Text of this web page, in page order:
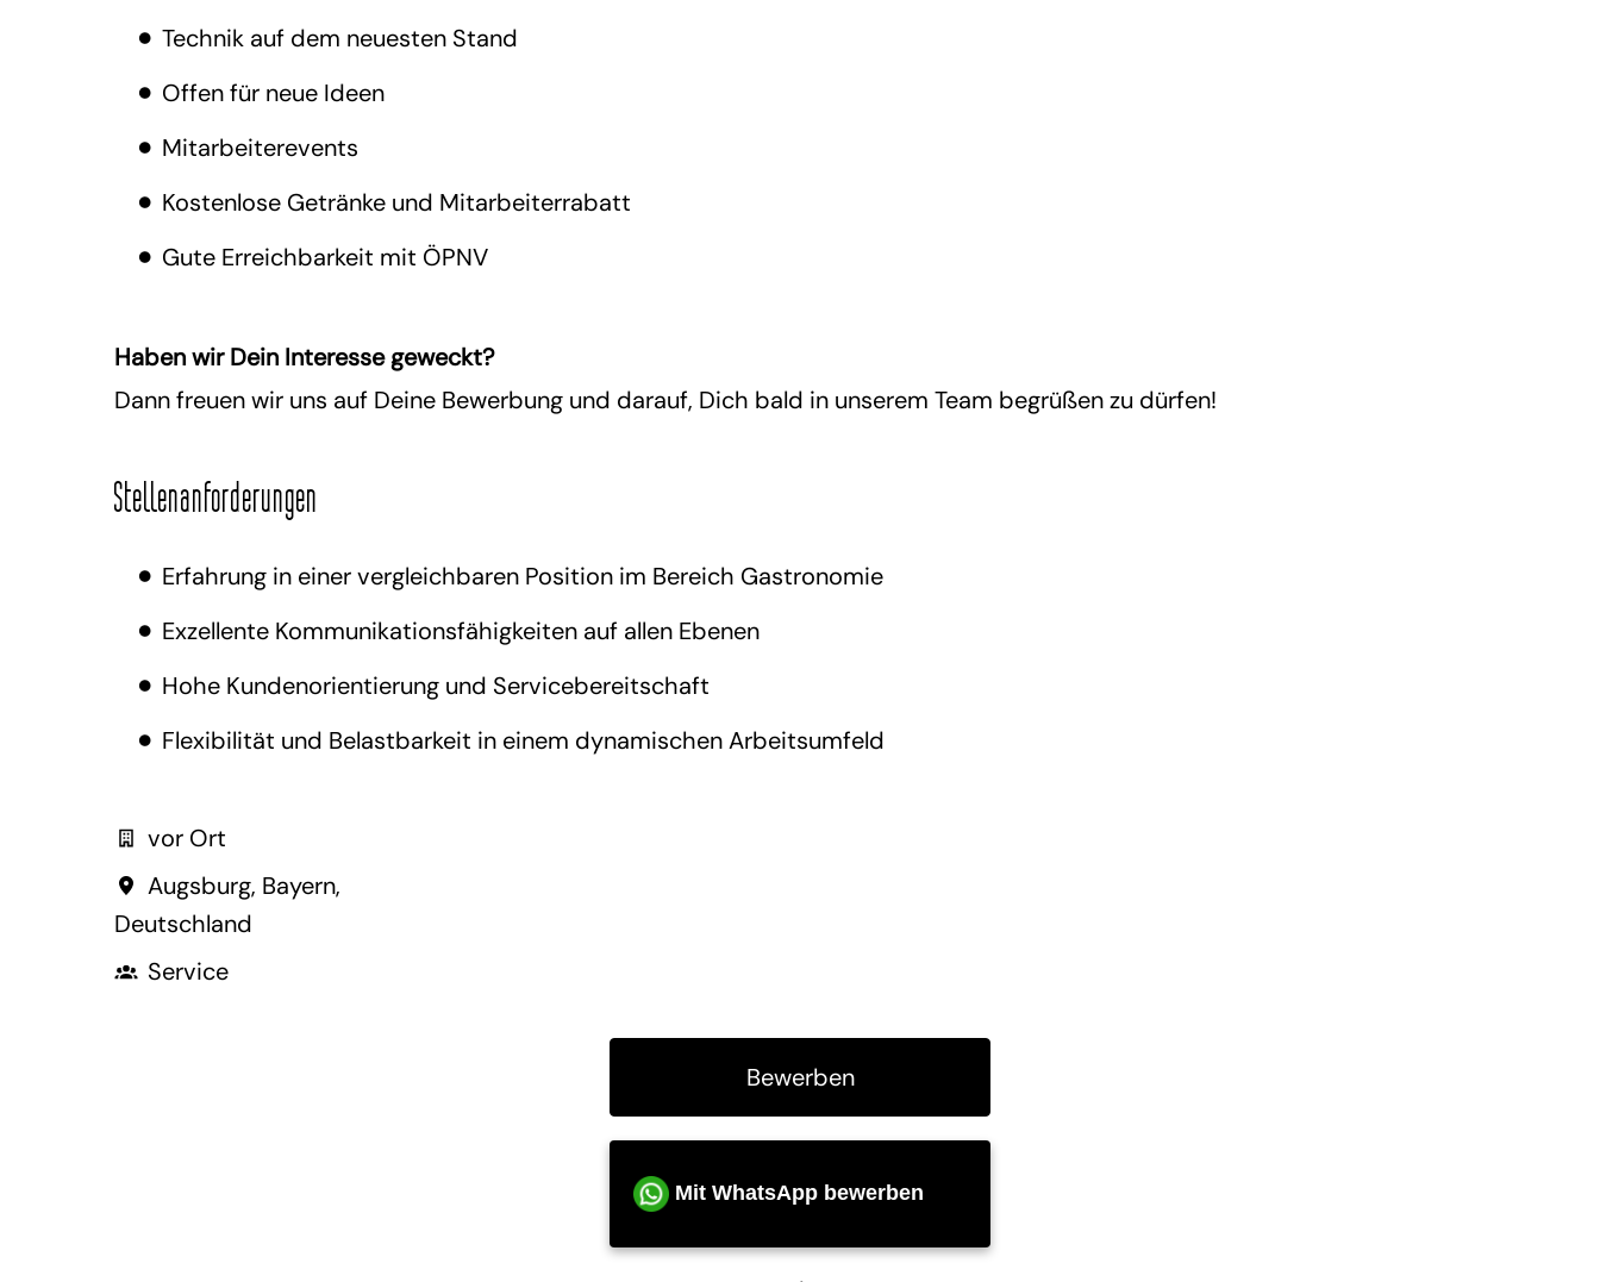
Technik auf dem neuesten Stand
Offen für neue Ideen
Mitarbeiterevents
Kostenlose Getränke und Mitarbeiterrabatt
Gute Erreichbarkeit mit ÖPNV
Haben wir Dein Interesse geweckt?
Dann freuen wir uns auf Deine Bewerbung und darauf, Dich bald in unserem Team begrüßen zu dürfen!
Stellenanforderungen
Erfahrung in einer vergleichbaren Position im Bereich Gastronomie
Exzellente Kommunikationsfähigkeiten auf allen Ebenen
Hohe Kundenorientierung und Servicebereitschaft
Flexibilität und Belastbarkeit in einem dynamischen Arbeitsumfeld
vor Ort
Augsburg, Bayern,
Deutschland
Service
Bewerben
Mit WhatsApp bewerben